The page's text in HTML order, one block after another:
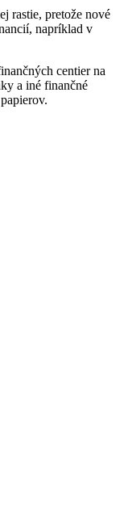
rastie, pretože nové
napríklad v
centier na
a iné finančné